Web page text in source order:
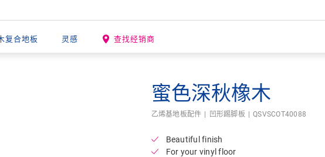
复合地板 灵感 查找经销商
蜜色深秋橡木
乙烯基地板配件 凹形踢脚板 QSVSCOT40088
Beautiful finish
For your vinyl floor